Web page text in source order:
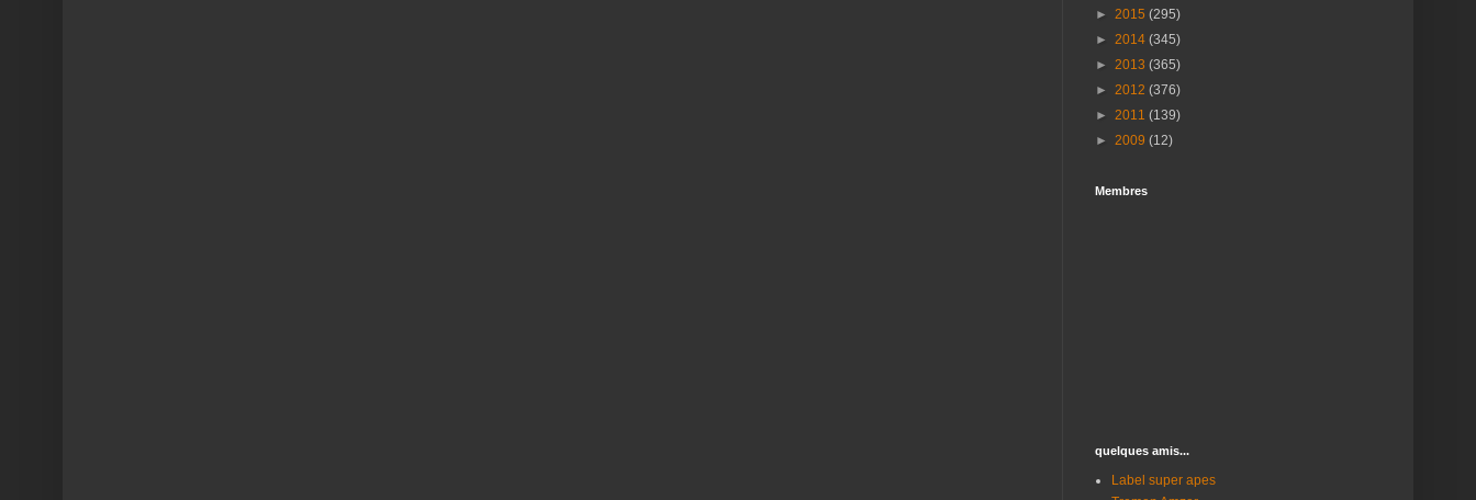
► 2015 (295)
► 2014 (345)
► 2013 (365)
► 2012 (376)
► 2011 (139)
► 2009 (12)
Membres
quelques amis...
Label super apes